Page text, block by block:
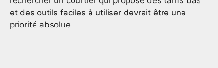
et des outils faciles à utiliser devrait être une
priorité absolue.